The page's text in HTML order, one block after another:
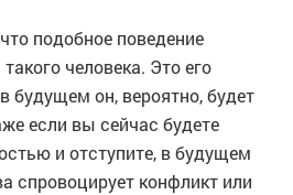
подобное поведение
человека. Это его
будущем он, вероятно, будет
если вы сейчас будете
и отступите, в будущем
спровоцирует конфликт или